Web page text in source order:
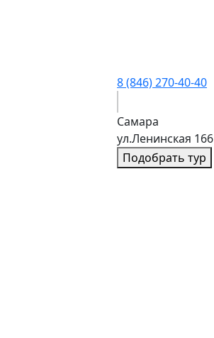
8 (846) 270-40-40
Самара
ул.Ленинская 166
Подобрать тур